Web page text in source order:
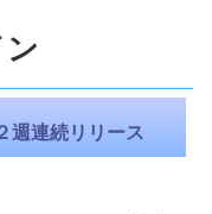
週連続リリース